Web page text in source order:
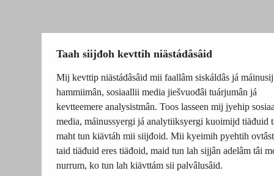
Taah siijđoh kevttih niästádâsâid
Mij kevttip niästádâsâid mii faallâm siskáldâs já máinusij
hammiimân, sosiaallii media jiešvuođâi tuárjumân já
kevtteemere analysistmân. Toos lasseen mij jyehip
media, máinussyergi já analytiiksyergi kuoimijd tiäđuid
maht tun kiävtáh mii siijđoid. Mii kyeimih pyehtih
taid tiäđuid eres tiäđoid, maid tun lah sijjân adelâm tâi
nurrum, ko tun lah kiävttám sii palvâlusâid.